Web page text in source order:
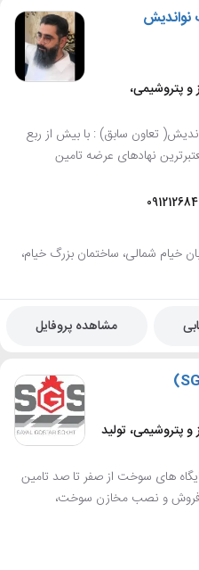
پتروشیمی،
تعاون سابق) : با بیش از ربع
نهادهای عرضه تامین
خیابان خیام شمالی، ساختمان بزرگ خیام،
مشاهده پروفایل
پتروشیمی، تولید
های سوخت از صفر تا صد تامین
فروش و نصب مخازن سوخت،